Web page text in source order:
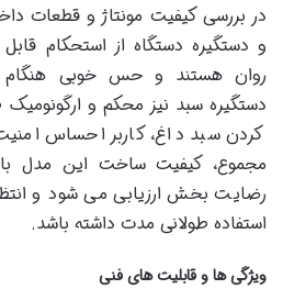
در بررسی کیفیت مونتاژ و قطعات
و دستگیره دستگاه از استحکام قابل
روان هستند و حس خوبی
دستگیره سبد نیز محکم و
کردن سبد داغ، کاربر احساس
مجموع، کیفیت ساخت این مدل
رضایت بخش ارزیابی می شود و
استفاده طولانی مدت داشته باشد.
ویژگی ها و قابلیت های فنی